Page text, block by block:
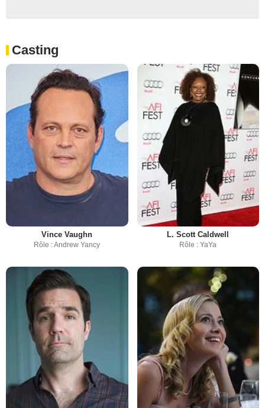
Casting
Vince Vaughn
Rôle : Andrew Yancy
L. Scott Caldwell
Rôle : YaYa